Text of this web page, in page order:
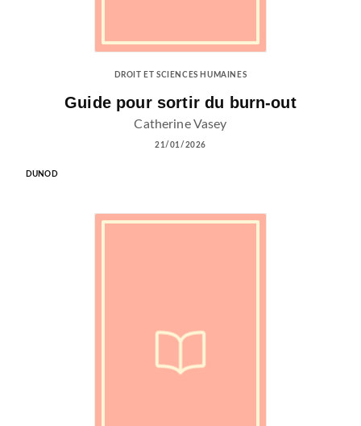
DROIT ET SCIENCES HUMAINES
Guide pour sortir du burn-out
Catherine Vasey
21/01/2026
DUNOD